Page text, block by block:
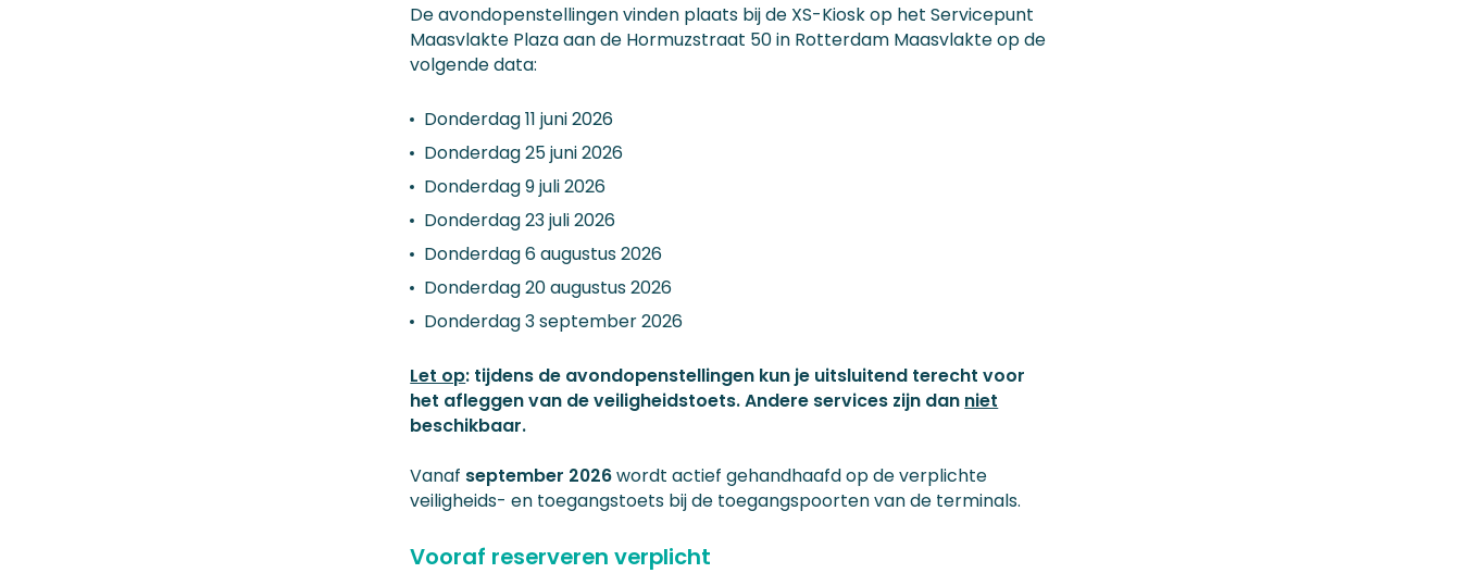
De avondopenstellingen vinden plaats bij de XS-Kiosk op het Servicepunt
Maasvlakte Plaza aan de Hormuzstraat 50 in Rotterdam Maasvlakte op de
volgende data:
Donderdag 11 juni 2026
Donderdag 25 juni 2026
Donderdag 9 juli 2026
Donderdag 23 juli 2026
Donderdag 6 augustus 2026
Donderdag 20 augustus 2026
Donderdag 3 september 2026
Let op: tijdens de avondopenstellingen kun je uitsluitend terecht voor
het afleggen van de veiligheidstoets. Andere services zijn dan niet
beschikbaar.
Vanaf september 2026wordt actief gehandhaafd op de verplichte
veiligheids- en toegangstoets bij de toegangspoorten van de terminals.
Vooraf reserveren verplicht